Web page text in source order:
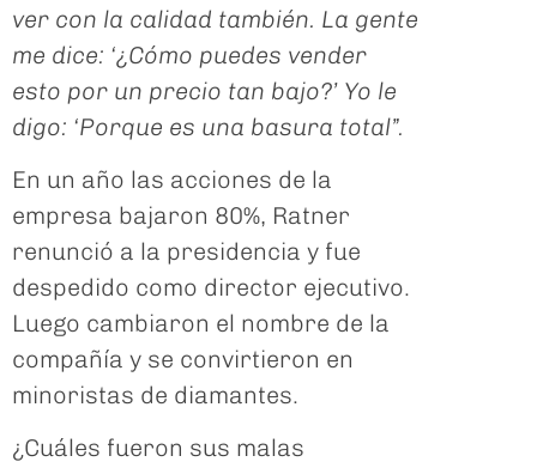
ver con la calidad también. La gente
me dice: ‘¿Cómo puedes vender
esto por un precio tan bajo?’ Yo le
digo: ‘Porque es una basura total”.
En un año las acciones de la
empresa bajaron 80%, Ratner
renunció a la presidencia y fue
despedido como director ejecutivo.
Luego cambiaron el nombre de la
compañía y se convirtieron en
minoristas de diamantes.
¿Cuáles fueron sus malas